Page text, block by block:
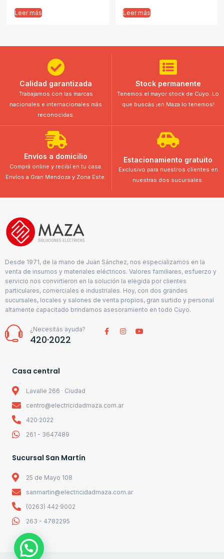
Leer más Leer más
Calidad garantizada
Trabajamos con las marcas
nacionales e internacionales más
reconocidas.
Stock permanente
Tenemos el mayor stock de Cuyo. Lo
que buscás ¡en Maza lo tenemos!
Envíos a domicilio
Comprá online y recibí en tu casa.
Envíos a Gran Mendoza y Zona Este.
Estacionamiento gratuito
Exclusivo para nuestros clientes en
nuestras dos sucursales.
Desde 1971, de la mano de Juan Sánchez, nos especializamos en la
venta de insumos y materiales eléctricos. Valores familiares, esfuerzo y
servicio nos convirtieron en la solución la elegida por clientes
particulares, comerciales e industriales. Hoy, con dos grandes
sucursales, locales y salones de venta propios, gran surtido y personal
altamente capacitado brindamos asesoramiento en todo Cuyo.
¿Necesitás ayuda?
420·2022
Casa central
Lavalle 266 · Ciudad
centro@electricidadmaza.com.ar
420·2022
261 - 3647489
Sucursal San Martín
25 de Mayo 108
sanmartin@electricidadmaza.com.ar
(0263) 442·9002
263 - 4782295